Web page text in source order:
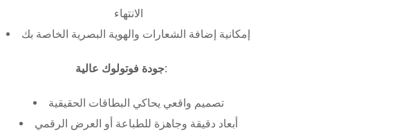
الانتهاء
إمكانية إضافة الشعارات والهوية البصرية الخاصة بك
جودة فوتولوك عالية:
تصميم واقعي يحاكي البطاقات الحقيقية
أبعاد دقيقة وجاهزة للطباعة أو العرض الرقمي